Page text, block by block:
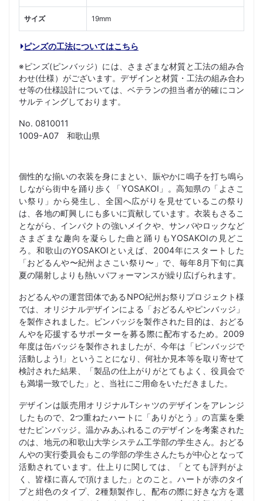
サイズ 19mm
ピンズの工法についてはこちら
※ピンズ(ピンバッジ）には、さまざまな材質と工法の組み合
わせ(仕様）がございます。デザインと材質・工法の組み合わ
せ等の仕様設計については、ベテランの担当者が的確にコン
サルティングしております。
No. 0810011
1009-A07 和歌山県
個性的な揃いの衣装を身にまとい、賑やかに鳴子を打ち鳴ら
しながら街中を踊り歩く「YOSAKOI」。高知県の「よさこ
い祭り」から発生し、全国へ広がりを見せているこの祭り
は、各地の町興しにも多いに貢献しています。衣装もさるこ
とながら、インパクトの強いメイクや、サンバやロックなど
さまざまな趣向を凝らした曲と踊りもYOSAKOIの見どこ
ろ。和歌山のYOSAKOIといえば、2004年にスタートした
「おどるんや〜紀州よさこい祭り〜」で、毎年8月下旬に真
夏の陽射しよりも熱いパフォーマンスが繰り広げられます。
おどるんやの運営団体であるNPO紀州お祭りプロジェクト様
では、オリジナルデザインによる「おどるんやピンバッジ」
を製作されました。ピンバッジを製作された目的は、おどる
んやを応援するサポーターを募る際に配布するため。2009
年度は缶バッジを製作されましたが、今年は「ピンバッジで
活動しよう!」ということになり、何社か見本等を取り寄せて
検討された結果、「製品の仕上がりがとてもよく、役員会で
も満場一致でした」と、当社にご用命をいただきました。
デザインは販売用オリジナルTシャツのデザインをアレンジ
したもので、2つ重ねたハートに「ありがとう」の言葉を乗
せたピンバッジ。温かみあふれるこのデザインを考案された
のは、地元の和歌山大学システム工学部の学生さん。おどる
んやの実行委員会もこの学部の学生さんたちが中心となって
活動されています。仕上りに関しては、「とても評判がよ
く、皆様に喜んで頂けました」とのこと。ハートが赤のタイ
プと紺色のタイプ、2種類製作し、配布の際に好きな方を選